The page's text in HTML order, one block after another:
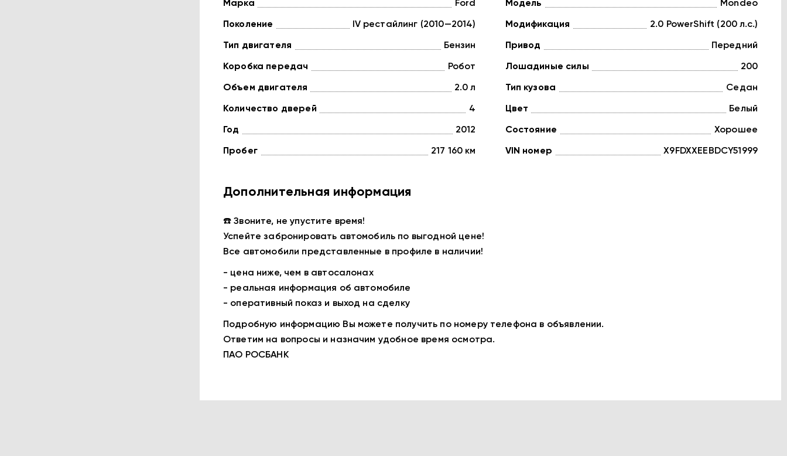
Марка Ford
Поколение IV рестайлинг (2010—2014)
Тип двигателя Бензин
Коробка передач Робот
Объем двигателя 2.0 л
Количество дверей 4
Год 2012
Пробег 217 160 км
Модель Mondeo
Модификация 2.0 PowerShift (200 л.с.)
Привод Передний
Лошадиные силы 200
Тип кузова Седан
Цвет Белый
Состояние Хорошее
VIN номер X9FDXXEEBDCY51999
Дополнительная информация
☎️ Звоните, не упустите время!
Успейте забронировать автомобиль по выгодной цене!
Все автомобили представленные в профиле в наличии!
- цена ниже, чем в автосалонах
- реальная информация об автомобиле
- оперативный показ и выход на сделку
Подробную информацию Вы можете получить по номеру телефона в объявлении.
Ответим на вопросы и назначим удобное время осмотра.
ПАО РОСБАНК